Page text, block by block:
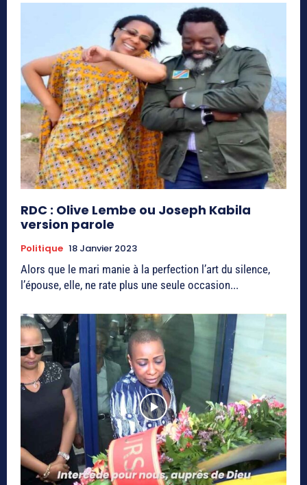
RDC : Olive Lembe ou Joseph Kabila
version parole
Politique 18 Janvier 2023
Alors que le mari manie à la perfection l’art du silence,
l’épouse, elle, ne rate plus une seule occasion...